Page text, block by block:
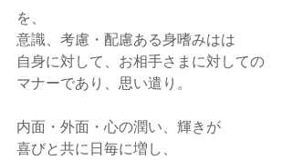
を、
意識、考慮・配慮ある身嗜みはは
自身に対して、お相手さまに対しての
マナーであり、思い遣り。
内面・外面・心の潤い、輝きが
喜びと共に日毎に増し、